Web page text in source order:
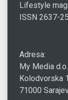
Lifestyle
ISSN 2637-
Adresa:
My Media
Kolodvorska
71000